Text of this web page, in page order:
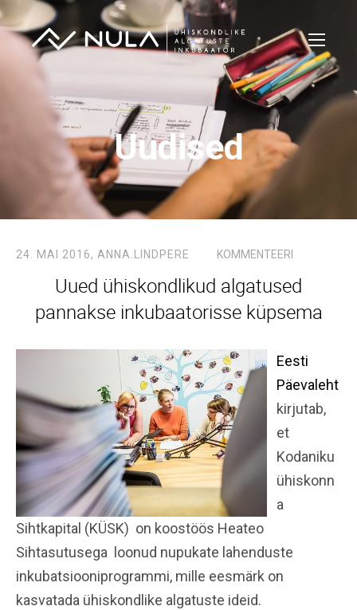
Uudised
24. MAI 2016, ANNA.LINDPERE KOMMENTEERI
Uued ühiskondlikud algatused
pannakse inkubaatorisse küpsema
Eesti
Päevaleht
kirjutab,
et
Kodaniku
ühiskonn
a
Sihtkapital (KÜSK) on koostöös Heateo
Sihtasutusega loonud nupukate lahenduste
inkubatsiooniprogrammi, mille eesmärk on
kasvatada ühiskondlike algatuste ideid.